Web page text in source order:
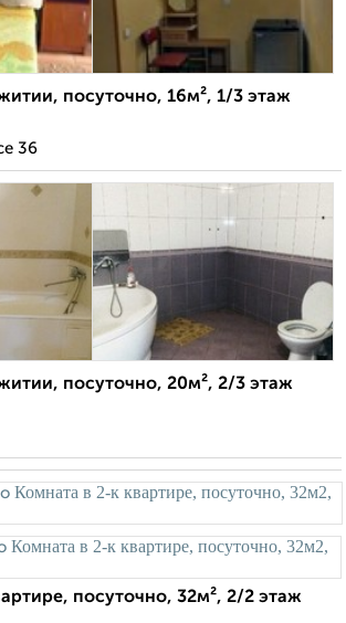
посуточно, 16м², 1/3 этаж
36
посуточно, 20м², 2/3 этаж
посуточно, 32м², 2/2 этаж